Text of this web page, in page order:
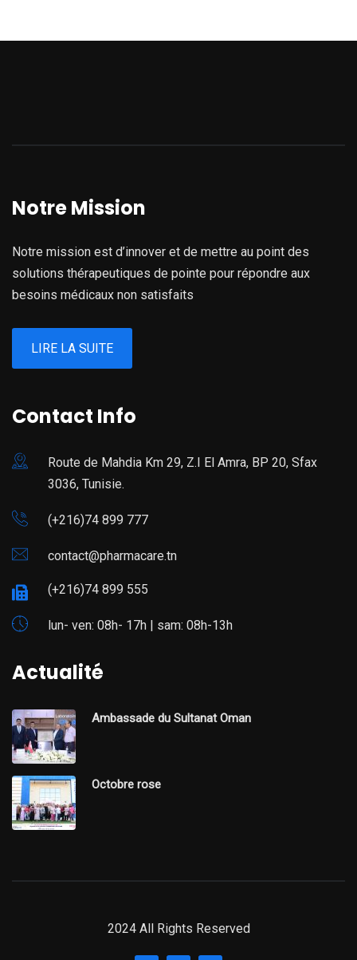
Notre Mission
Notre mission est d’innover et de mettre au point des
solutions thérapeutiques de pointe pour répondre aux
besoins médicaux non satisfaits
LIRE LA SUITE
Contact Info
Route de Mahdia Km 29, Z.I El Amra, BP 20, Sfax
3036, Tunisie.
(+216)74 899 777
contact@pharmacare.tn
(+216)74 899 555
lun- ven: 08h- 17h | sam: 08h-13h
Actualité
Ambassade du Sultanat Oman
Octobre rose
2024 All Rights Reserved